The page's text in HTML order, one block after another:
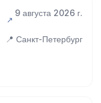
9 августа 2026 г.
📍 Санкт-Петербург